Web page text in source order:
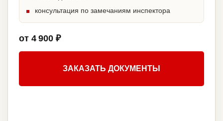
консультация по замечаниям инспектора
от 4 900 ₽
ЗАКАЗАТЬ ДОКУМЕНТЫ